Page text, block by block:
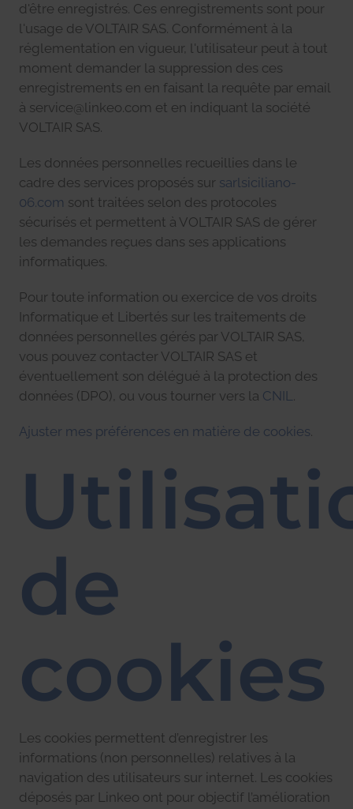
d'être enregistrés. Ces enregistrements sont pour
l'usage de VOLTAIR SAS. Conformément à la
réglementation en vigueur, l'utilisateur peut à tout
moment demander la suppression des ces
enregistrements en en faisant la requête par email
à service@linkeo.com et en indiquant la société
VOLTAIR SAS.
Les données personnelles recueillies dans le
cadre des services proposés sur sarlsiciliano-
06.com sont traitées selon des protocoles
sécurisés et permettent à VOLTAIR SAS de gérer
les demandes reçues dans ses applications
informatiques.
Pour toute information ou exercice de vos droits
Informatique et Libertés sur les traitements de
données personnelles gérés par VOLTAIR SAS,
vous pouvez contacter VOLTAIR SAS et
éventuellement son délégué à la protection des
données (DPO), ou vous tourner vers la CNIL.
Ajuster mes préférences en matière de cookies.
de
cookies
Les cookies permettent d’enregistrer les
informations (non personnelles) relatives à la
navigation des utilisateurs sur internet. Les cookies
déposés par Linkeo ont pour objectif l’amélioration